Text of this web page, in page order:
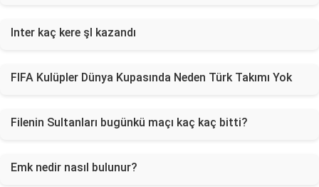
Inter kaç kere şl kazandı
FIFA Kulüpler Dünya Kupasında Neden Türk Takımı Yok
Filenin Sultanları bugünkü maçı kaç kaç bitti?
Emk nedir nasıl bulunur?